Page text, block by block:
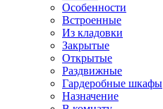
Особенности
Встроенные
Из кладовки
Закрытые
Открытые
Раздвижные
Гардеробные шкафы
Назначение